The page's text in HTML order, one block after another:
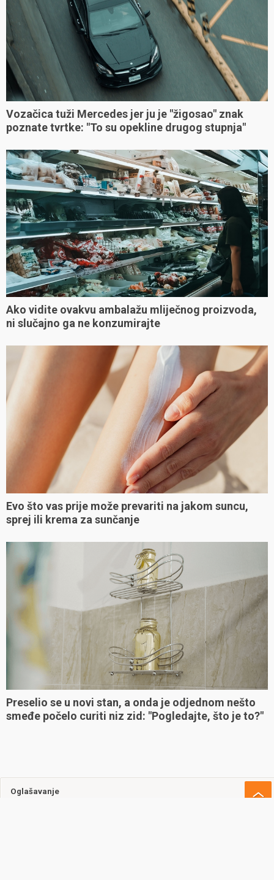
Vozačica tuži Mercedes jer ju je "žigosao" znak
poznate tvrtke: "To su opekline drugog stupnja"
Ako vidite ovakvu ambalažu mliječnog proizvoda,
ni slučajno ga ne konzumirajte
Evo što vas prije može prevariti na jakom suncu,
sprej ili krema za sunčanje
Preselio se u novi stan, a onda je odjednom nešto
smeđe počelo curiti niz zid: "Pogledajte, što je to?"
Oglašavanje